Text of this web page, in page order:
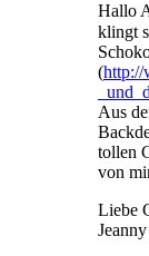
Hallo
klingt
(http://
Aus
tollen
von
Liebe
Jeanny